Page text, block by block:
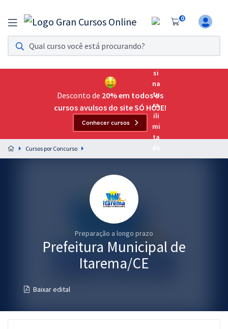
0
Assinatura Ilimitada 11
Acesso a todos os cursos. Teste grátis por 7 dias!
Assinatura OAB Até Passar
Acesso ilimitado a toda preparação para o Exame da
Preparação completa e intensiva para as principais
residências em saúde do Brasil
Desconto de 20% em todos os
cursos avulsos do site SÓ HOJE!
Conhecer cursos
Cursos por Concurso
Preparação a longo prazo
Prefeitura Municipal de
Itarema/CE
Baixar edital